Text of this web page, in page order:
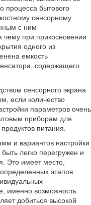
процесса бытового
сенсорному
с ним
при прикосновении
одного из
емкость
содержащего
сенсорного экрана
если количество
параметров очень
приборам для
питания.
и вариантов настройки
легко перегружен и
Это имеет место,
этапов
именно возможность
добиться высокой